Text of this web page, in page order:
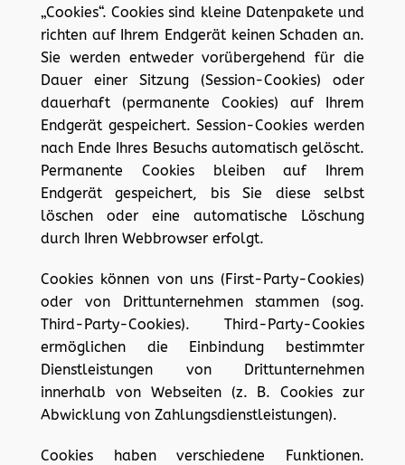
„Cookies“. Cookies sind kleine Datenpakete und
richten auf Ihrem Endgerät keinen Schaden an.
Sie werden entweder vorübergehend für die
Dauer einer Sitzung (Session-Cookies) oder
dauerhaft (permanente Cookies) auf Ihrem
Endgerät gespeichert. Session-Cookies werden
nach Ende Ihres Besuchs automatisch gelöscht.
Permanente Cookies bleiben auf Ihrem
Endgerät gespeichert, bis Sie diese selbst
löschen oder eine automatische Löschung
durch Ihren Webbrowser erfolgt.
Cookies können von uns (First-Party-Cookies)
oder von Drittunternehmen stammen (sog.
Third-Party-Cookies). Third-Party-Cookies
ermöglichen die Einbindung bestimmter
Dienstleistungen von Drittunternehmen
innerhalb von Webseiten (z. B. Cookies zur
Abwicklung von Zahlungsdienstleistungen).
Cookies haben verschiedene Funktionen.